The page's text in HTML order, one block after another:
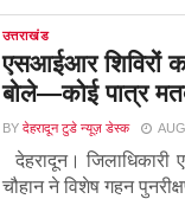
उत्तराखंड
एसआईआर शिविरों
बोले—कोई पात्र
BY देहरादून टुडे न्यूज़ डेस्क
देहरादून। जिलाधिकारी
चौहान ने विशेष गहन